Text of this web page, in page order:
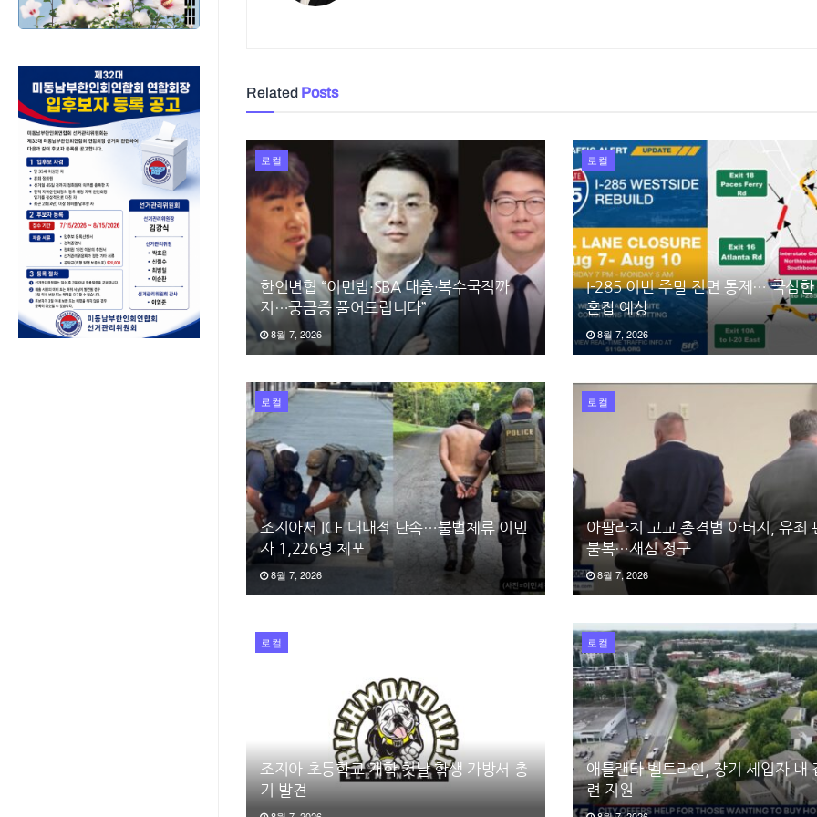
Related Posts
로컬
한인변협 “이민법·SBA 대출·복수국적까
지…궁금증 풀어드립니다”
8월 7, 2026
로컬
I-285 이번 주말 전면 통제… 극심한
혼잡 예상
8월 7, 2026
로컬
조지아서 ICE 대대적 단속…불법체류 이민
자 1,226명 체포
8월 7, 2026
로컬
아팔라치 고교 총격범 아버지, 유죄
불복…재심 청구
8월 7, 2026
로컬
조지아 초등학교 개학 첫날 학생 가방서 총
기 발견
로컬
애틀랜타 벨트라인, 장기 세입자 내
련 지원